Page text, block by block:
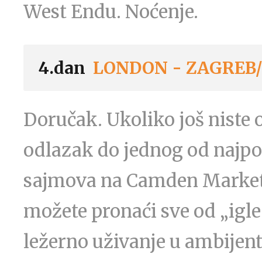
West Endu. Noćenje.
4.dan LONDON -
Doručak. Ukoliko još niste
odlazak do jednog od
sajmova na Camden
možete pronaći sve od
ležerno uživanje u